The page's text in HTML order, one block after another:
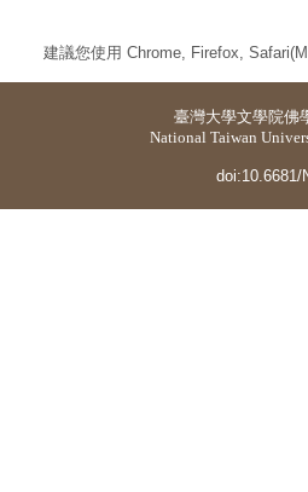
建議您使用 Chrome, Firefox,
臺灣大學文學院佛
National Taiwan
doi:10.6681/